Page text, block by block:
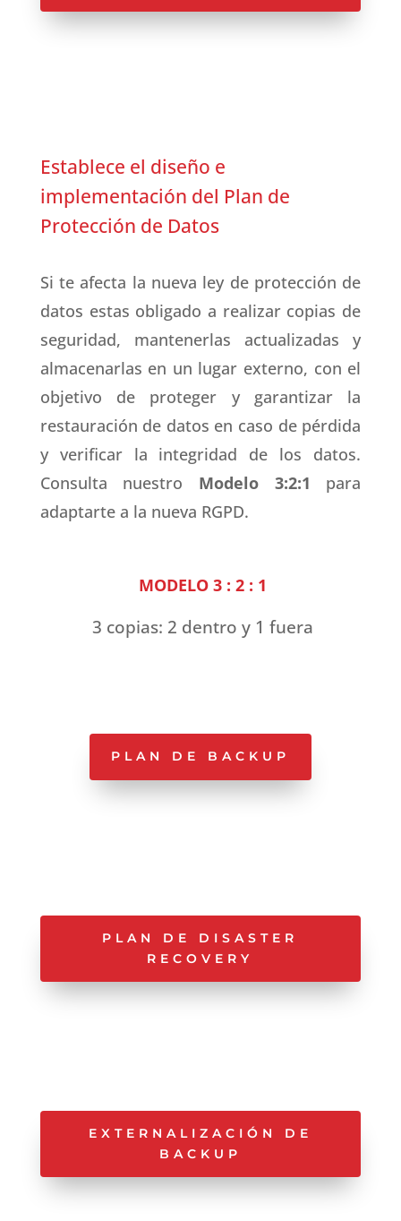
Establece el diseño e
implementación del Plan de
Protección de Datos
Si te afecta la nueva ley de protección de
datos estas obligado a realizar copias de
seguridad, mantenerlas actualizadas y
almacenarlas en un lugar externo, con el
objetivo de proteger y garantizar la
restauración de datos en caso de pérdida
y verificar la integridad de los datos.
Consulta nuestro Modelo 3:2:1 para
adaptarte a la nueva RGPD.
MODELO 3 : 2 : 1
3 copias: 2 dentro y 1 fuera
PLAN DE BACKUP
PLAN DE DISASTER
RECOVERY
EXTERNALIZACIÓN DE
BACKUP